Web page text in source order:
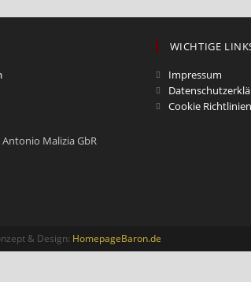
Malizia GbR
WICHTIGE
Impressum
Cookie Richtlinien
& Design: HomepageBaron.de